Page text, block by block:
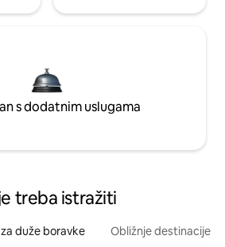
s dodatnim uslugama
treba istražiti
duže boravke Obližnje destinacije